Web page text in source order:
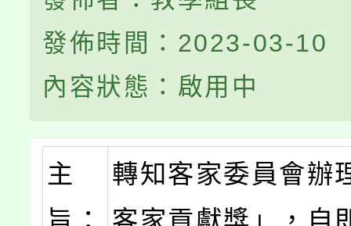
發佈時間：2023-03-10
內容狀態：啟用中
主
旨：
轉知客家委員會辦
客家貢獻獎」，自